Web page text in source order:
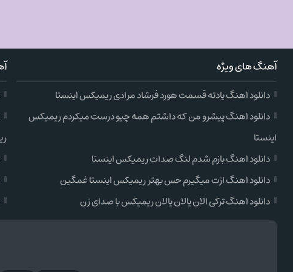
آهنگ های ویژه
دانلود اهنگ یادته قسمت هورد فرشاد مرادی ریمیکس اینستا
دانلود اهنگ پیشرو من که داشتم همه چیو درست میکردم ریمیکس
اینستا
دانلود اهنگ بازم شدم لنگ صدات ریمیکس اینستا
دانلود اهنگ ازت میگیرم حس بهتر ریمیکس اینستا غمگین
دانلود اهنگ ترکی الان یالان یالان ریمیکس با صدای زن